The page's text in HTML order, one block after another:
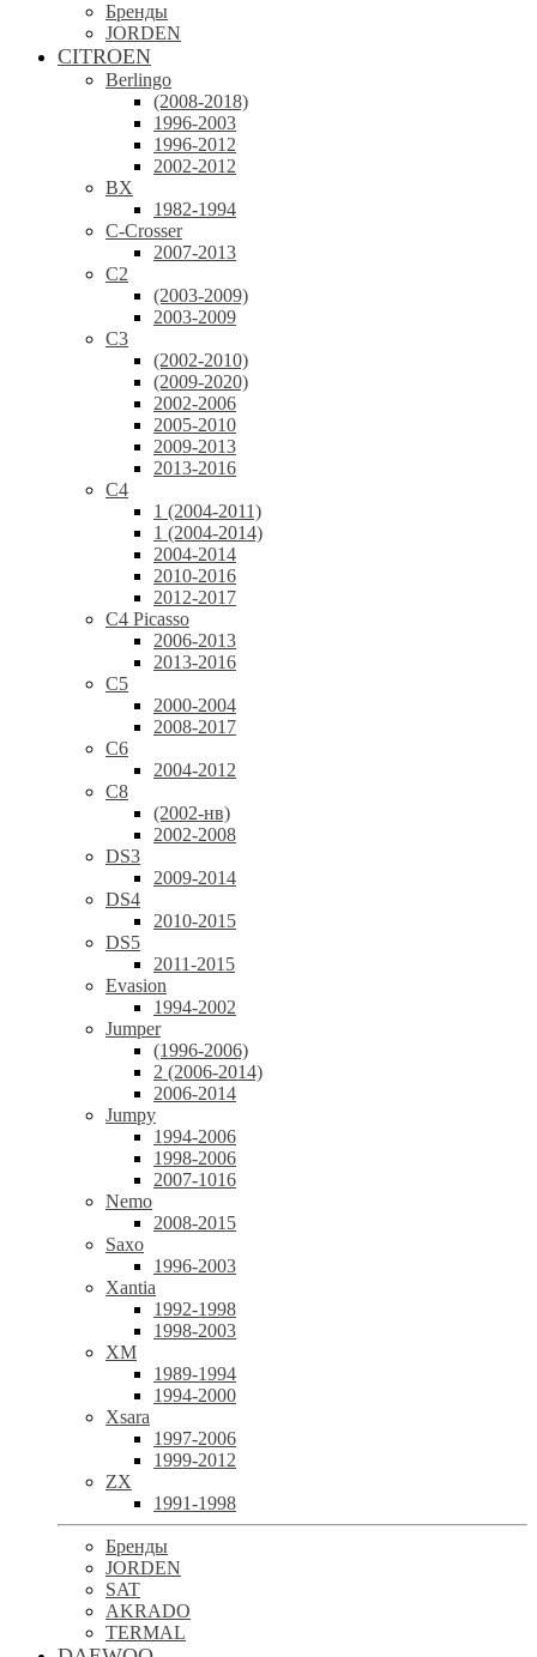
Бренды
JORDEN
CITROEN
Berlingo
(2008-2018)
1996-2003
1996-2012
2002-2012
BX
1982-1994
C-Crosser
2007-2013
C2
(2003-2009)
2003-2009
C3
(2002-2010)
(2009-2020)
2002-2006
2005-2010
2009-2013
2013-2016
C4
1 (2004-2011)
1 (2004-2014)
2004-2014
2010-2016
2012-2017
C4 Picasso
2006-2013
2013-2016
C5
2000-2004
2008-2017
C6
2004-2012
C8
(2002-нв)
2002-2008
DS3
2009-2014
DS4
2010-2015
DS5
2011-2015
Evasion
1994-2002
Jumper
(1996-2006)
2 (2006-2014)
2006-2014
Jumpy
1994-2006
1998-2006
2007-1016
Nemo
2008-2015
Saxo
1996-2003
Xantia
1992-1998
1998-2003
XM
1989-1994
1994-2000
Xsara
1997-2006
1999-2012
ZX
1991-1998
Бренды
JORDEN
SAT
AKRADO
TERMAL